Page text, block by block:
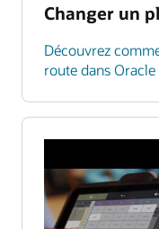
Changer un
Découvrez
route dans